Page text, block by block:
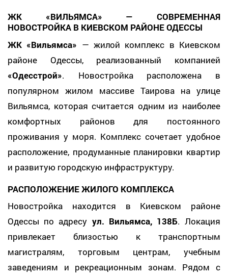
ЖК «ВИЛЬЯМСА» — СОВРЕМЕННАЯ
НОВОСТРОЙКА В КИЕВСКОМ РАЙОНЕ ОДЕССЫ
ЖК «Вильямса» — жилой комплекс в Киевском
районе Одессы, реализованный компанией
«Одесстрой». Новостройка расположена в
популярном жилом массиве Таирова на улице
Вильямса, которая считается одним из наиболее
комфортных районов для постоянного
проживания у моря. Комплекс сочетает удобное
расположение, продуманные планировки квартир
и развитую городскую инфраструктуру.
РАСПОЛОЖЕНИЕ ЖИЛОГО КОМПЛЕКСА
Новостройка находится в Киевском районе
Одессы по адресу ул. Вильямса, 138Б. Локация
привлекает близостью к транспортным
магистралям, торговым центрам, учебным
заведениям и рекреационным зонам. Рядом с